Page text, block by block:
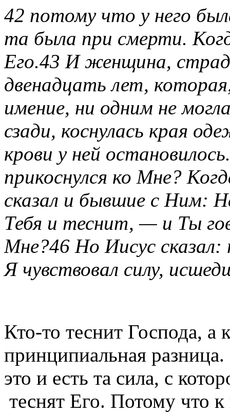
42 потому что у него
та была при смерти.
Его.43 И женщина,
двенадцать лет,
имение, ни одним не
сзади, коснулась края
крови у ней остановилось.
прикоснулся ко Мне?
сказал и бывшие с Ним:
Тебя и теснит, — и Ты
Мне?46 Но Иисус сказал:
Я чувствовал силу,
Кто-то теснит Господа, а
принципиальная
это и есть та сила, с
теснят Его. Потому что к